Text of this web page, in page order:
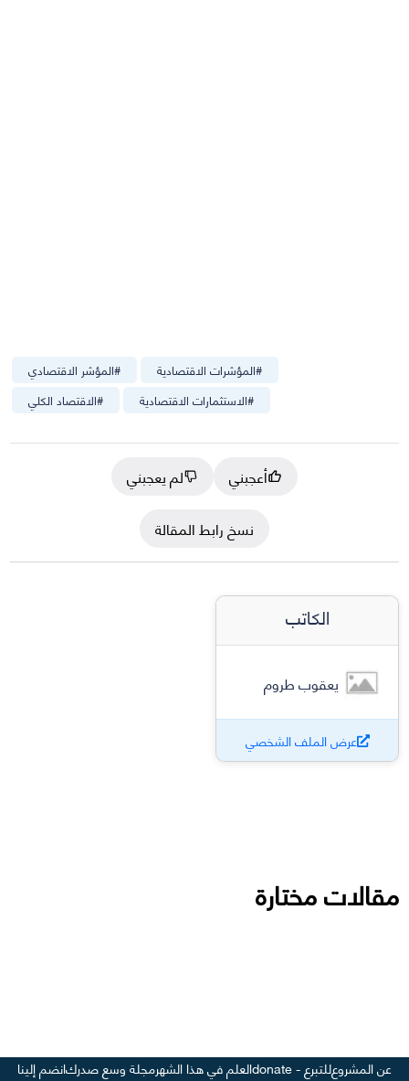
#المؤشر الاقتصادي #المؤشرات الاقتصادية
#الاقتصاد الكلي #الاستثمارات الاقتصادية
أعجبني
لم يعجبني
نسخ رابط المقالة
الكاتب
يعقوب طروم
عرض الملف الشخصي
مقالات مختارة
عن المشروعللتبرع - donate العلم في هذا الشهرمجلة وسع صدركانضم إلينا